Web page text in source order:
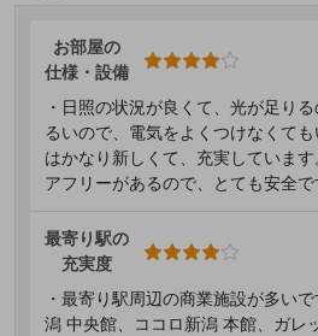
お部屋の
仕様・設備
・日照の状況が良くて、光が足り
るいので、電気をよくつけなくて
はかなり新しくて、充実していま
アフリーがあるので、とても安全で
最寄り駅の
充実度
・最寄り駅周辺の商業施設が多い
潟 中央館、ココロ新潟 本館、ガレ